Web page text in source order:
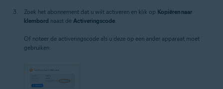
Zoek het abonnement dat u wilt activeren en klik op Kopiëren naar
klembord naast de Activeringscode
Of noteer de activeringscode als u deze op een ander apparaat moet
gebruiken.